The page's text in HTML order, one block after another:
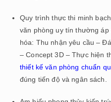
Quy trình thực thi minh
văn phòng uy tín thường
hóa: Thu nhận yêu cầu –
– Concept 3D – Thực hiện
thiết kế văn phòng chuẩn
đúng tiến độ và ngân sách.